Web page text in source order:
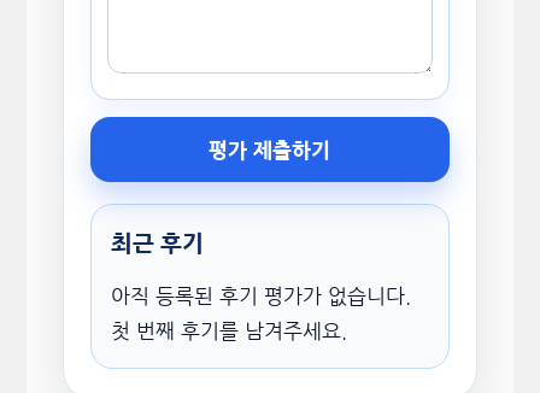
평가 제출하기
최근 후기
아직 등록된 후기 평가가 없습니다.
첫 번째 후기를 남겨주세요.